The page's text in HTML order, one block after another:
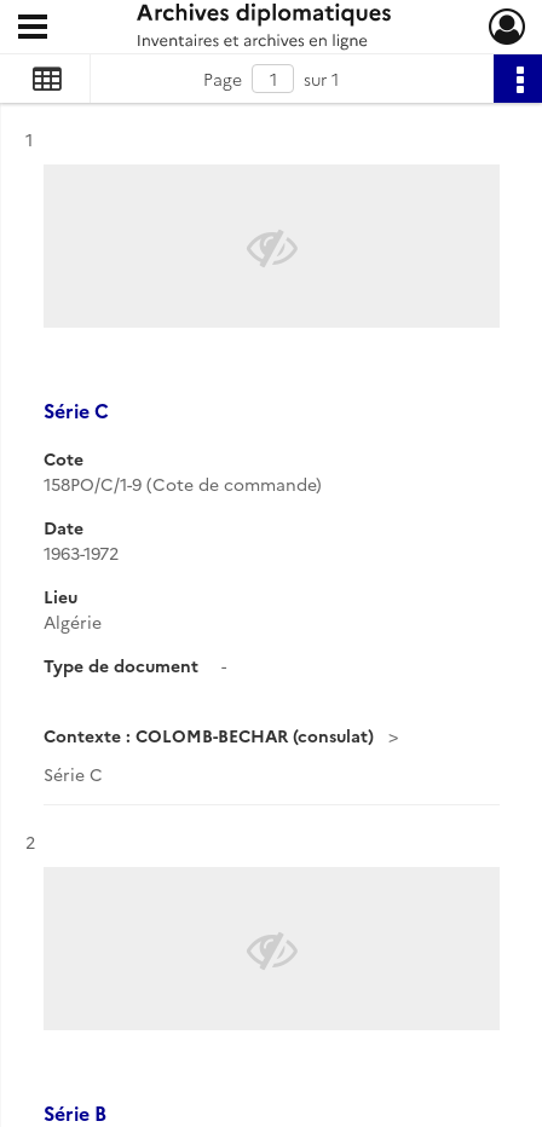
Archives diplomatiques
Ouvrir le menu déroulant
Page sur 1
Résultat n°
1
Série C
Cote
158PO/C/1-9 (Cote de commande)
Date
1963-1972
Lieu
Algérie
Type de document
-
Contexte : COLOMB-BECHAR (consulat)
Série C
Résultat n°
2
Série B